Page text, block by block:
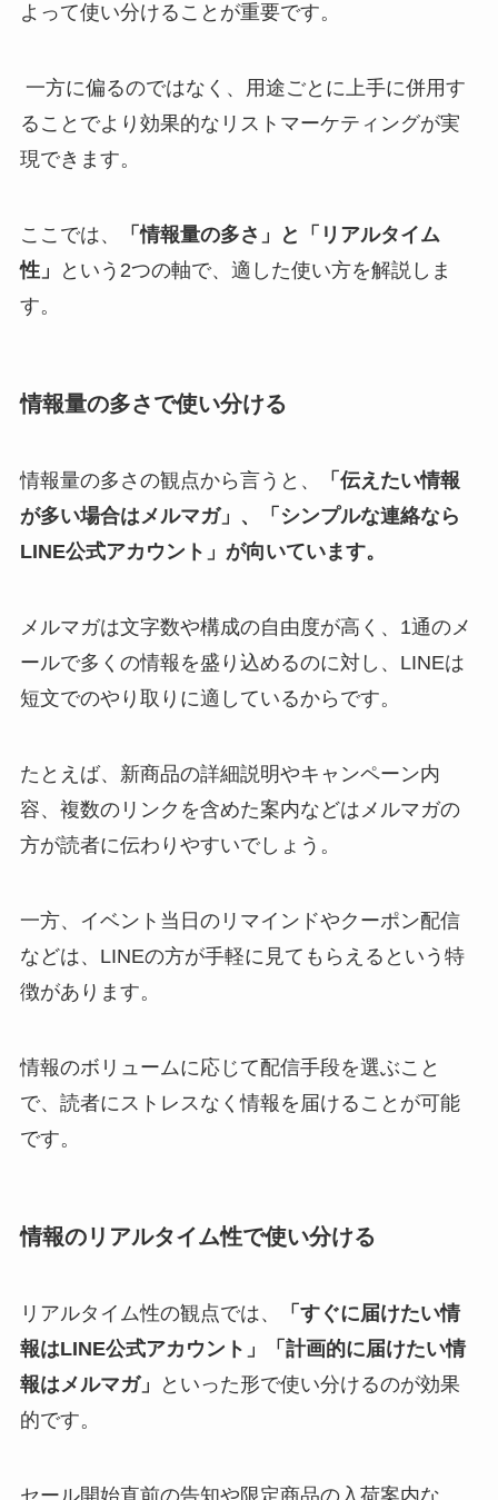
よって使い分けることが重要です。
一方に偏るのではなく、用途ごとに上手に併用す
ることでより効果的なリストマーケティングが実
現できます。
ここでは、
「情報量の多さ」と「リアルタイム
性」
という2つの軸で、適した使い方を解説しま
す。
情報量の多さで使い分ける
情報量の多さの観点から言うと、
「伝えたい情報
が多い場合はメルマガ」、「シンプルな連絡なら
LINE公式アカウント」が向いています。
メルマガは文字数や構成の自由度が高く、1通のメ
ールで多くの情報を盛り込めるのに対し、LINEは
短文でのやり取りに適しているからです。
たとえば、新商品の詳細説明やキャンペーン内
容、複数のリンクを含めた案内などはメルマガの
方が読者に伝わりやすいでしょう。
一方、イベント当日のリマインドやクーポン配信
などは、LINEの方が手軽に見てもらえるという特
徴があります。
情報のボリュームに応じて配信手段を選ぶこと
で、読者にストレスなく情報を届けることが可能
です。
情報のリアルタイム性で使い分ける
リアルタイム性の観点では、
「すぐに届けたい情
報はLINE公式アカウント」「計画的に届けたい情
報はメルマガ」
といった形で使い分けるのが効果
的です。
セール開始直前の告知や限定商品の入荷案内な